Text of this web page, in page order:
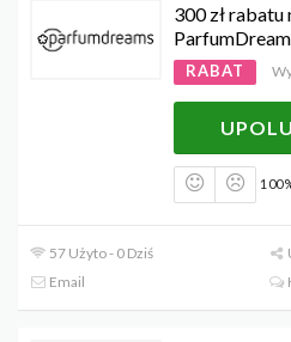
300 zł
RABAT
57 Użyto - 0 Dziś
Email